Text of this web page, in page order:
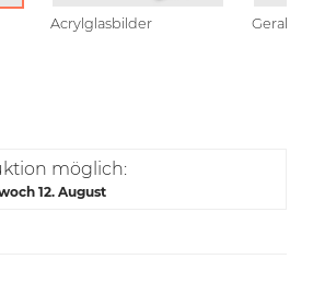
Acrylglasbilder
möglich:
12. August